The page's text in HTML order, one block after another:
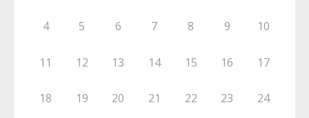
4 5 6 7 8 9 10
11 12 13 14 15 16 17
18 19 20 21 22 23 24